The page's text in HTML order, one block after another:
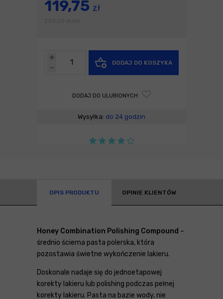
119,75 zł
-
+
DODAJ DO KOSZYKA
DODAJ DO ULUBIONYCH
Wysyłka: do 24 godzin
OPIS PRODUKTU OPINIE KLIENTÓW
Honey Combination Polishing Compound –
średnio ścierna pasta polerska, która
pozostawia świetne wykończenie lakieru.
Doskonale nadaje się do jednoetapowej
korekty lakieru lub polishing podczas pełnej
korekty lakieru. Pasta na bazie wody, nie